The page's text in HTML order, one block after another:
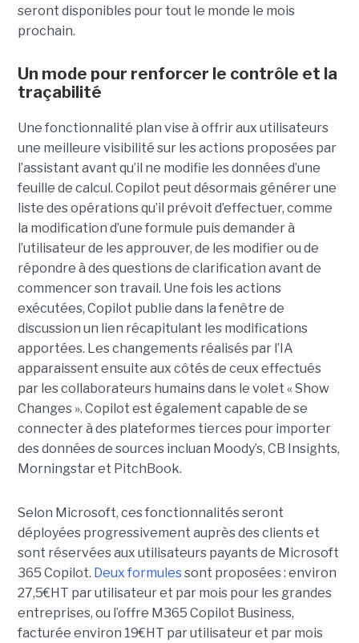
seront disponibles pour tout le monde le mois
prochain.
Un mode pour renforcer le contrôle et la
traçabilité
Une fonctionnalité plan vise à offrir aux utilisateurs
une meilleure visibilité sur les actions proposées par
l’assistant avant qu’il ne modifie les données d’une
feuille de calcul. Copilot peut désormais générer une
liste des opérations qu’il prévoit d’effectuer, comme
la modification d’une formule puis demander à
l’utilisateur de les approuver, de les modifier ou de
répondre à des questions de clarification avant de
commencer son travail. Une fois les actions
exécutées, Copilot publie dans la fenêtre de
discussion un lien récapitulant les modifications
apportées. Les changements réalisés par l’IA
apparaissent ensuite aux côtés de ceux effectués
par les collaborateurs humains dans le volet « Show
Changes ». Copilot est également capable de se
connecter à des plateformes tierces pour importer
des données de sources incluan Moody’s, CB Insights,
Morningstar et PitchBook.
Selon Microsoft, ces fonctionnalités seront
déployées progressivement auprès des clients et
sont réservées aux utilisateurs payants de Microsoft
365 Copilot. Deux formulessont proposées : environ
27,5€HT par utilisateur et par mois pour les grandes
entreprises, ou l’offre M365 Copilot Business,
facturée environ 19€HT par utilisateur et par mois